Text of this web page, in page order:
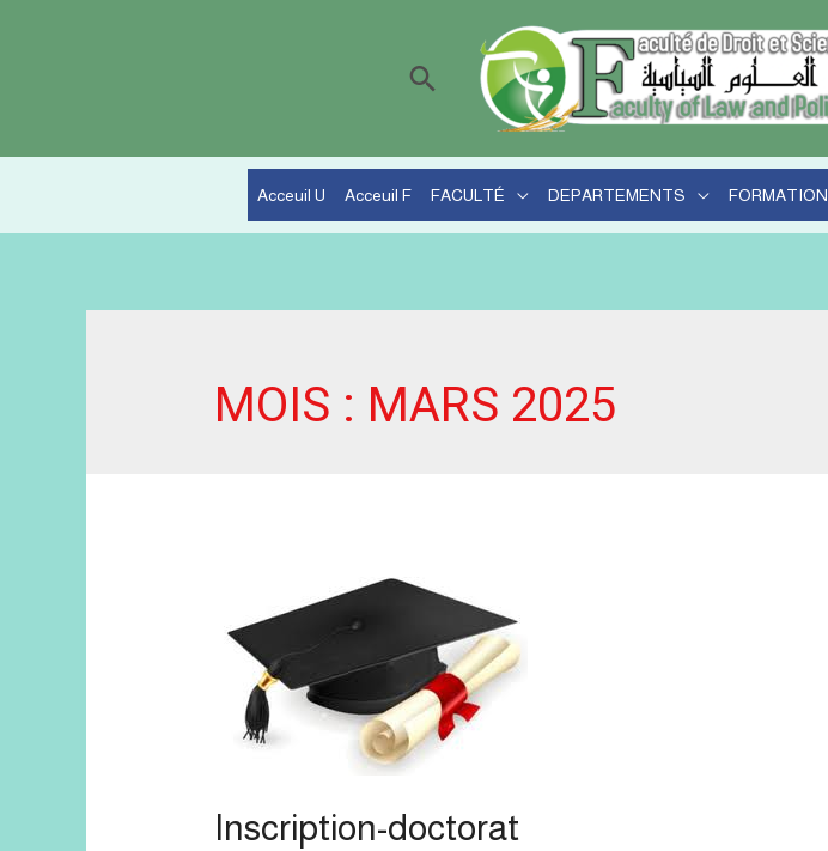
Rechercher
Acceuil U Acceuil F FACULTÉ DEPARTEMENTS FORMATION
MOIS : MARS 2025
Inscription-doctorat